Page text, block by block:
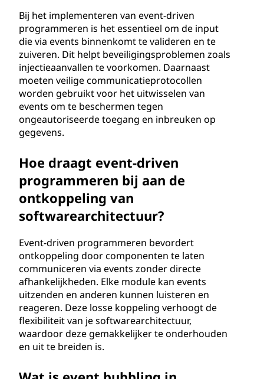
Bij het implementeren van event-driven
programmeren is het essentieel om de input
die via events binnenkomt te valideren en te
zuiveren. Dit helpt beveiligingsproblemen zoals
injectieaanvallen te voorkomen. Daarnaast
moeten veilige communicatieprotocollen
worden gebruikt voor het uitwisselen van
events om te beschermen tegen
ongeautoriseerde toegang en inbreuken op
gegevens.
Hoe draagt event-driven
programmeren bij aan de
ontkoppeling van
softwarearchitectuur?
Event-driven programmeren bevordert
ontkoppeling door componenten te laten
communiceren via events zonder directe
afhankelijkheden. Elke module kan events
uitzenden en anderen kunnen luisteren en
reageren. Deze losse koppeling verhoogt de
flexibiliteit van je softwarearchitectuur,
waardoor deze gemakkelijker te onderhouden
en uit te breiden is.